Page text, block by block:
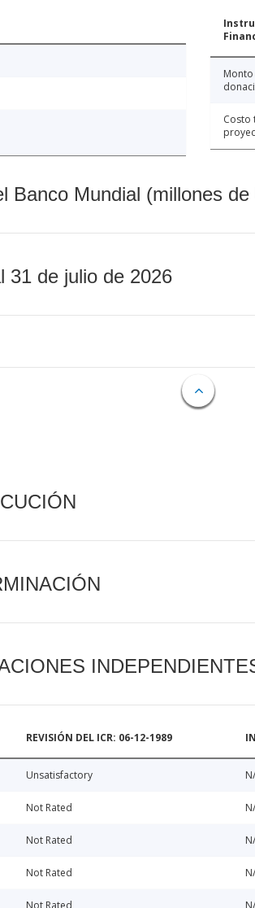
Costo
Banco Mundial (millones
31 de julio de 2026
REVISIÓN DEL ICR: 06-12-1989
Unsatisfactory
Not Rated
Not Rated
Not Rated